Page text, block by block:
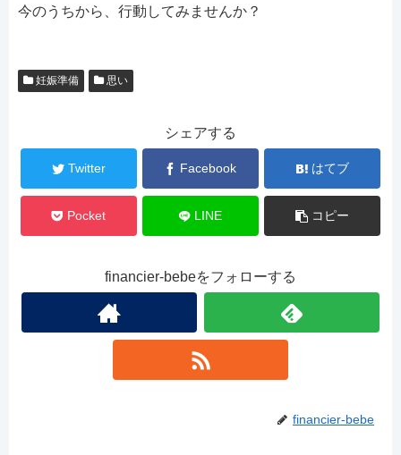
今のうちから、行動してみませんか？
妊娠準備 思い
シェアする
Twitter Facebook はてブ
Pocket LINE コピー
financier-bebeをフォローする
financier-bebe